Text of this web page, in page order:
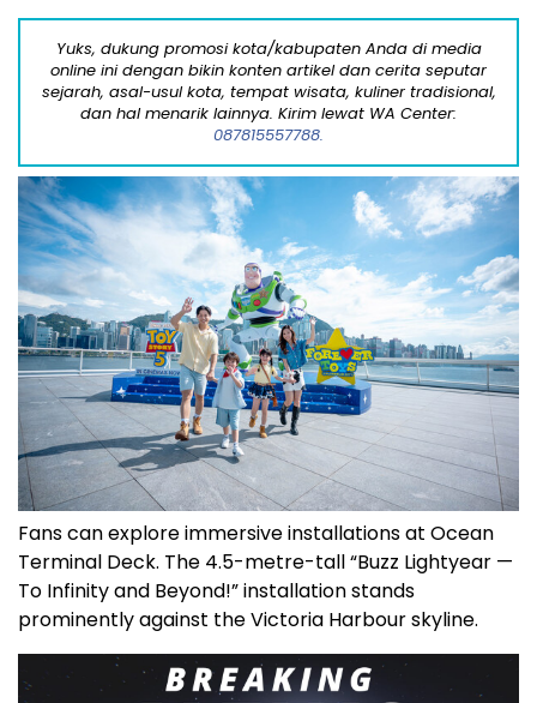
Yuks, dukung promosi kota/kabupaten Anda di media
online ini dengan bikin konten artikel dan cerita seputar
sejarah, asal-usul kota, tempat wisata, kuliner tradisional,
dan hal menarik lainnya. Kirim lewat WA Center:
087815557788.
Fans can explore immersive installations at Ocean
Terminal Deck. The 4.5-metre-tall “Buzz Lightyear —
To Infinity and Beyond!” installation stands
prominently against the Victoria Harbour skyline.